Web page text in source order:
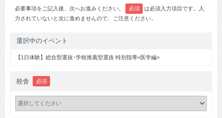
必要事項をご記入後、次へお進みください。 必須
は必須入力項目です。入
力されていないと次に進めませんので、ご注意ください。
選択中のイベント
【1日体験】総合型選抜･学校推薦型選抜 特別指導<医学編>
校舎 必須